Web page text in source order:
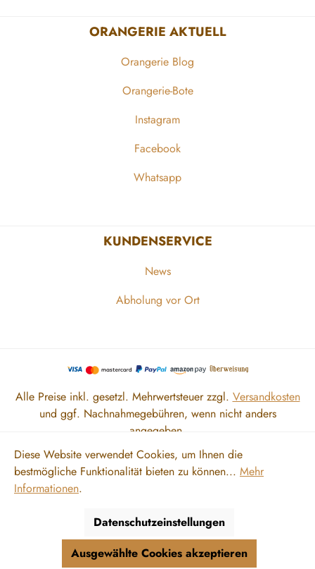
ORANGERIE AKTUELL
Orangerie Blog
Orangerie-Bote
Instagram
Facebook
Whatsapp
KUNDENSERVICE
News
Abholung vor Ort
Alle Preise inkl. gesetzl. Mehrwertsteuer zzgl. Versandkosten
und ggf. Nachnahmegebühren, wenn nicht anders
angegeben.
Zahlung und Versand
Diese Website verwendet Cookies, um Ihnen die
bestmögliche Funktionalität bieten zu können... Mehr
Informationen.
Datenschutzeinstellungen
Ausgewählte Cookies akzeptieren